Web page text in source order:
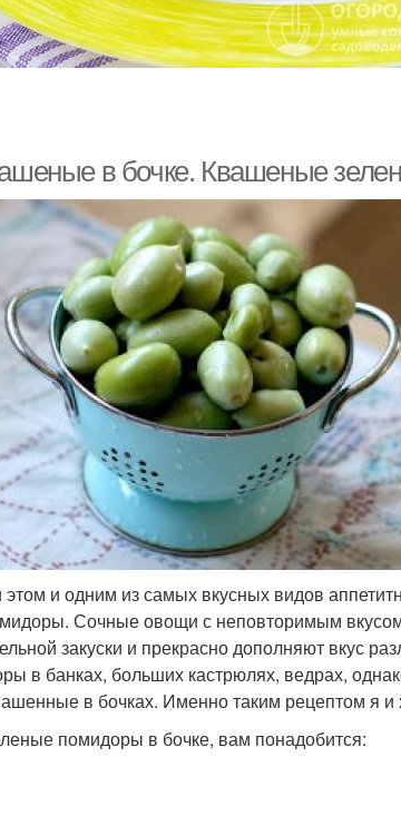
в бочке. Квашеные
и одним из самых вкусных видов
Сочные овощи с неповторимым
закуски и прекрасно дополняют вкус
в банках, больших кастрюлях, ведрах,
в бочках. Именно таким рецептом я и
помидоры в бочке, вам понадобится: